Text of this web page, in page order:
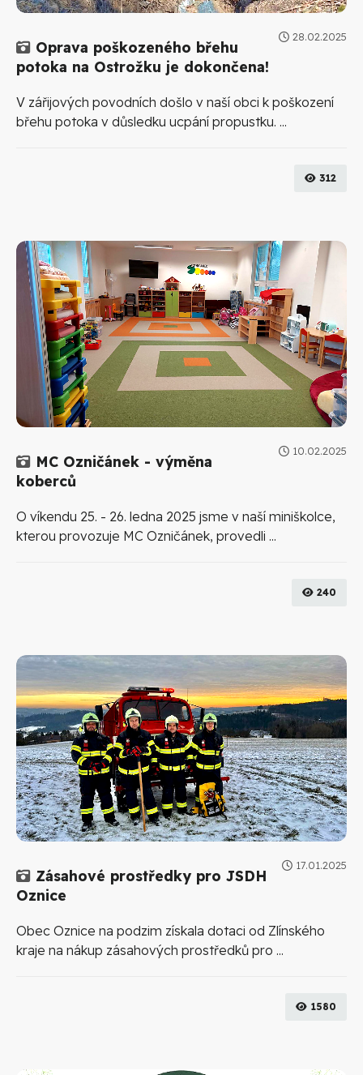
28.02.2025
Galerie
Oprava poškozeného břehu
potoka na Ostrožku je dokončena!
V zářijových povodních došlo v naší obci k poškození
břehu potoka v důsledku ucpání propustku. ...
312
10.02.2025
Galerie
MC Ozničánek - výměna
koberců
O víkendu 25. - 26. ledna 2025 jsme v naší miniškolce,
kterou provozuje MC Ozničánek, provedli ...
240
17.01.2025
Galerie
Zásahové prostředky pro JSDH
Oznice
Obec Oznice na podzim získala dotaci od Zlínského
kraje na nákup zásahových prostředků pro ...
1580